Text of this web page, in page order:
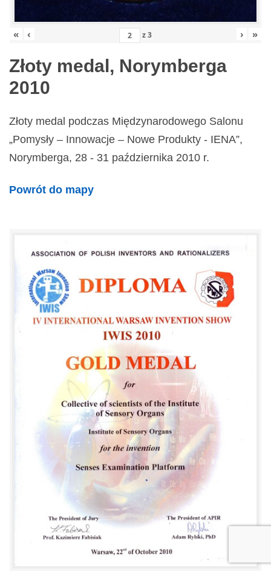
« ‹ z3 › »
Złoty medal, Norymberga
2010
Złoty medal podczas Międzynarodowego Salonu
„Pomysły – Innowacje – Nowe Produkty - IENA”,
Norymberga, 28 - 31 października 2010 r.
Powrót do mapy